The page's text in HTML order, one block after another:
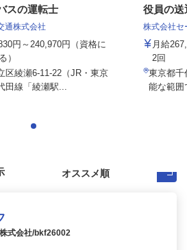
スの運転士
通株式会社
円～240,970円（資格に
）
区綾瀬6-11-22（JR・東京
田線「綾瀬駅...
役員の送
株式会社
月給
2回
東京都
能な範囲
式会社/bkf26002